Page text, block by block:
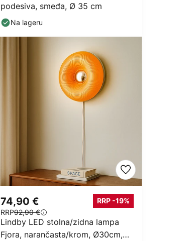
podesiva, smeđa, Ø 35 cm
Na lageru
74,90 €
RRP92,90 €
RRP -19%
Lindby LED stolna/zidna lampa
Fjora, narančasta/krom, Ø30cm,